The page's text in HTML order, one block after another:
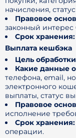
начисления,
Правовое
законный
Срок хранения:
Выплата кешбэка
Цель
Какие данные
телефона, email,
электронного
выплаты, статус
Правовое
исполнение
Срок хранения:
операции.